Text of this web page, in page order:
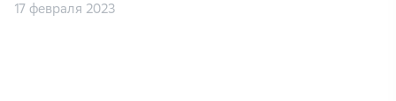
17 февраля 2023